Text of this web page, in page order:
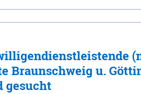
Braunschweig u.
gesucht